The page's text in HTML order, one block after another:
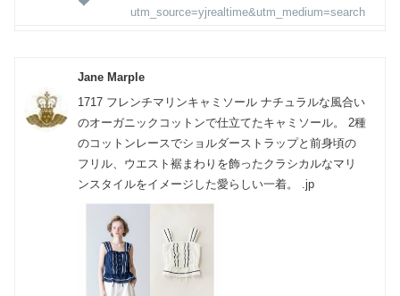
utm_source=yjrealtime&utm_medium=search
Jane Marple
1717 フレンチマリンキャミソール ナチュラルな風合い
のオーガニックコットンで仕立てたキャミソール。 2種
のコットンレースでショルダーストラップと前身頃の
フリル、ウエスト裾まわりを飾ったクラシカルなマリ
ンスタイルをイメージした愛らしい一着。 .jp